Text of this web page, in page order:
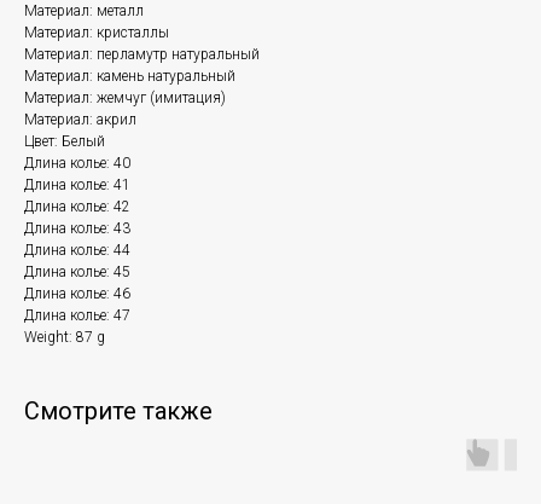
Материал: металл
Материал: кристаллы
Материал: перламутр натуральный
Материал: камень натуральный
Материал: жемчуг (имитация)
Материал: акрил
Цвет: Белый
Длина колье: 40
Длина колье: 41
Длина колье: 42
Длина колье: 43
Длина колье: 44
Длина колье: 45
Длина колье: 46
Длина колье: 47
Weight: 87 g
Смотрите также